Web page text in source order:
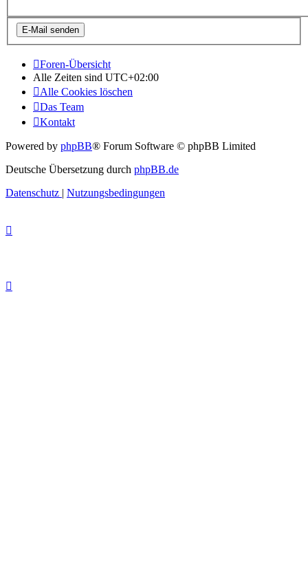
Foren-Übersicht
Alle Zeiten sind UTC+02:00
Alle Cookies löschen
Das Team
Kontakt
Powered by phpBB® Forum Software © phpBB Limited
Deutsche Übersetzung durch phpBB.de
Datenschutz | Nutzungsbedingungen